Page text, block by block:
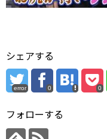
シェアする
error 0 0
フォローする